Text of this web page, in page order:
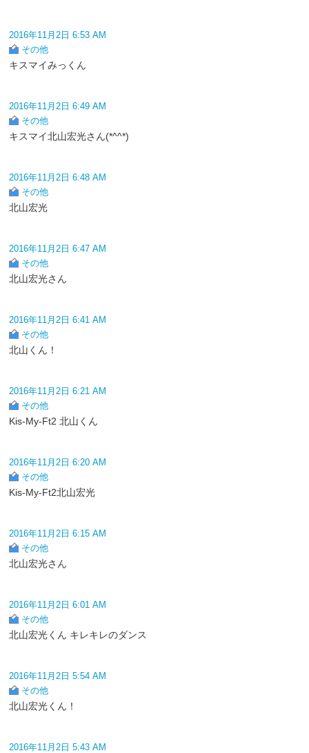
2016年11月2日 6:53 AM
その他
キスマイみっくん
2016年11月2日 6:49 AM
その他
キスマイ北山宏光さん(*^^*)
2016年11月2日 6:48 AM
その他
北山宏光
2016年11月2日 6:47 AM
その他
北山宏光さん
2016年11月2日 6:41 AM
その他
北山くん！
2016年11月2日 6:21 AM
その他
Kis-My-Ft2 北山くん
2016年11月2日 6:20 AM
その他
Kis-My-Ft2北山宏光
2016年11月2日 6:15 AM
その他
北山宏光さん
2016年11月2日 6:01 AM
その他
北山宏光くん キレキレのダンス
2016年11月2日 5:54 AM
その他
北山宏光くん！
2016年11月2日 5:43 AM